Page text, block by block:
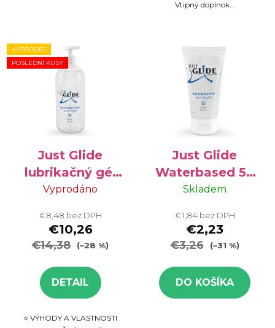
Vtipný doplnok...
VÝPRODEJ
POSLEDNÍ KUSY
Just Glide
lubrikačný gél
na vodnej báze
VÝPREDAJ
Vyprodáno
€8,48 bez DPH
€10,26
€14,38 (–28 %)
DETAIL
⭐ VÝHODY A VLASTNOSTI
Just Glide
Waterbased 50
ml
Skladem
€1,84 bez DPH
€2,23
€3,26 (–31 %)
DO KOŠÍKA